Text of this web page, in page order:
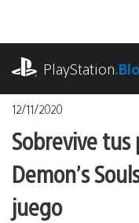
contenido
PlayStation
12/11/2020
Sobrevive tus
Demon’s
juego